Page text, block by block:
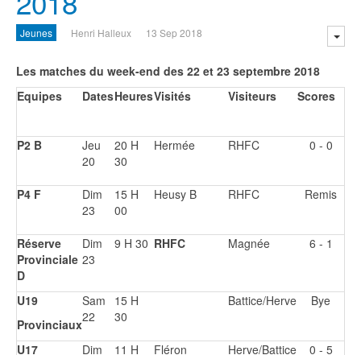
Jeunes Henri Halleux 13 Sep 2018
Les matches du week-end des 22 et 23 septembre 2018
Equipes
DatesHeuresVisités Visiteurs Scores
P2 B
Jeu
20
20 H
30
Hermée RHFC 0 - 0
P4 F
Dim
23
15 H
00
Heusy B RHFC Remis
Réserve
Provinciale
D
Dim
23
9 H 30 RHFC Magnée 6 - 1
U19
Provinciaux
Sam
22
15 H
30
Battice/Herve Bye
U17 Dim 11 H Fléron Herve/Battice 0 - 5